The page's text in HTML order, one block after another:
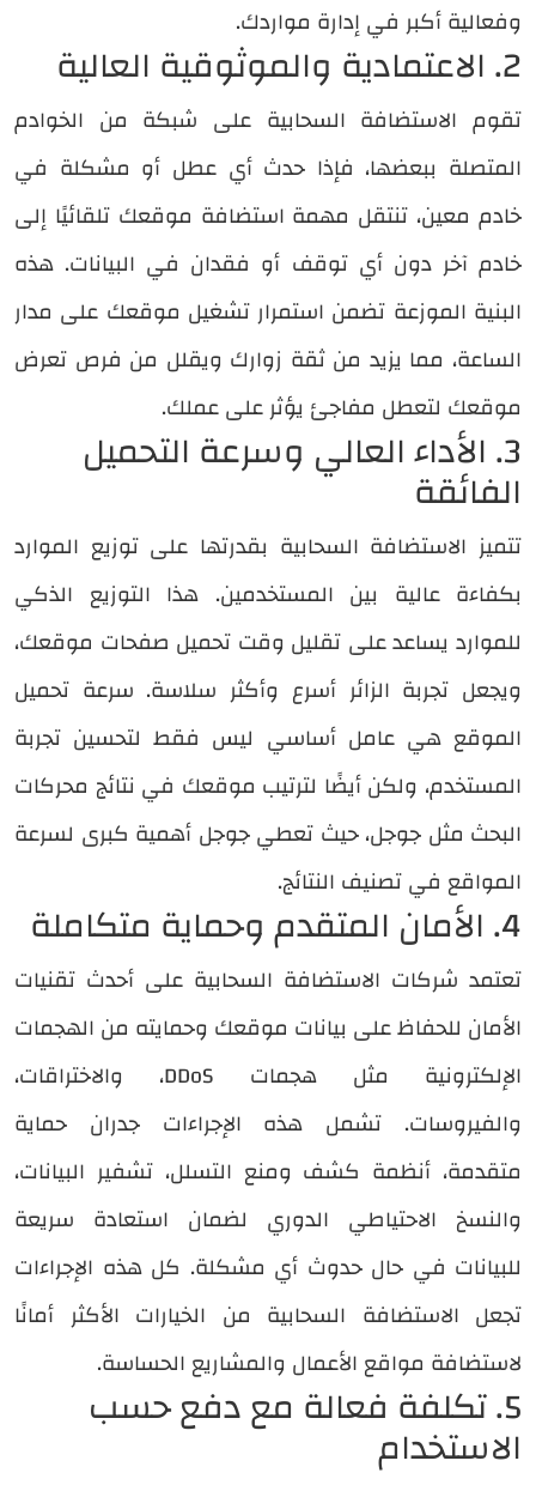
وفعالية أكبر في إدارة مواردك.
2. الاعتمادية والموثوقية العالية
تقوم الاستضافة السحابية على شبكة من الخوادم
المتصلة ببعضها، فإذا حدث أي عطل أو مشكلة في
خادم معين، تنتقل مهمة استضافة موقعك تلقائيًا إلى
خادم آخر دون أي توقف أو فقدان في البيانات. هذه
البنية الموزعة تضمن استمرار تشغيل موقعك على مدار
الساعة، مما يزيد من ثقة زوارك ويقلل من فرص تعرض
موقعك لتعطل مفاجئ يؤثر على عملك.
3. الأداء العالي وسرعة التحميل
الفائقة
تتميز الاستضافة السحابية بقدرتها على توزيع الموارد
بكفاءة عالية بين المستخدمين. هذا التوزيع الذكي
للموارد يساعد على تقليل وقت تحميل صفحات موقعك،
ويجعل تجربة الزائر أسرع وأكثر سلاسة. سرعة تحميل
الموقع هي عامل أساسي ليس فقط لتحسين تجربة
المستخدم، ولكن أيضًا لترتيب موقعك في نتائج محركات
البحث مثل جوجل، حيث تعطي جوجل أهمية كبرى لسرعة
المواقع في تصنيف النتائج.
4. الأمان المتقدم وحماية متكاملة
تعتمد شركات الاستضافة السحابية على أحدث تقنيات
الأمان للحفاظ على بيانات موقعك وحمايته من الهجمات
الإلكترونية مثل هجمات DDoS، والاختراقات،
والفيروسات. تشمل هذه الإجراءات جدران حماية
متقدمة، أنظمة كشف ومنع التسلل، تشفير البيانات،
والنسخ الاحتياطي الدوري لضمان استعادة سريعة
للبيانات في حال حدوث أي مشكلة. كل هذه الإجراءات
تجعل الاستضافة السحابية من الخيارات الأكثر أمانًا
لاستضافة مواقع الأعمال والمشاريع الحساسة.
5. تكلفة فعالة مع دفع حسب
الاستخدام